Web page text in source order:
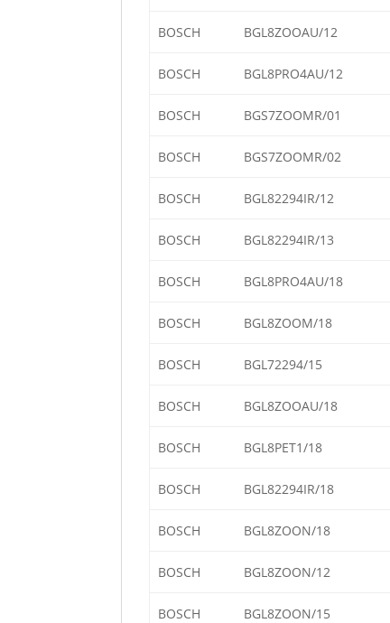
BOSCH BGL8ZOOAU/12
BOSCH BGL8PRO4AU/12
BOSCH BGS7ZOOMR/01
BOSCH BGS7ZOOMR/02
BOSCH BGL82294IR/12
BOSCH BGL82294IR/13
BOSCH BGL8PRO4AU/18
BOSCH BGL8ZOOM/18
BOSCH BGL72294/15
BOSCH BGL8ZOOAU/18
BOSCH BGL8PET1/18
BOSCH BGL82294IR/18
BOSCH BGL8ZOON/18
BOSCH BGL8ZOON/12
BOSCH BGL8ZOON/15